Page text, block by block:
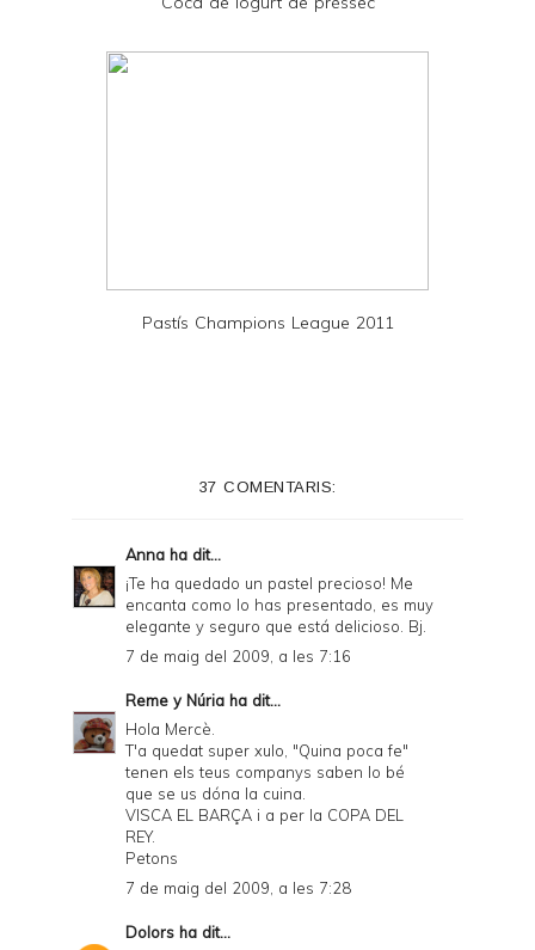
Pastís Champions League 2011
37 COMENTARIS:
Anna ha dit...
¡Te ha quedado un pastel precioso! Me
encanta como lo has presentado, es muy
elegante y seguro que está delicioso. Bj.
7 de maig del 2009, a les 7:16
Reme y Núria ha dit...
Hola Mercè.
T'a quedat super xulo, "Quina poca fe"
tenen els teus companys saben lo bé
que se us dóna la cuina.
VISCA EL BARÇA i a per la COPA DEL
REY.
Petons
7 de maig del 2009, a les 7:28
Dolors ha dit...